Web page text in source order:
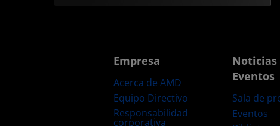
Empresa
Acerca de AMD
Equipo Directivo
Responsabilidad
corporativa
Noticias
Eventos
Sala de
Eventos